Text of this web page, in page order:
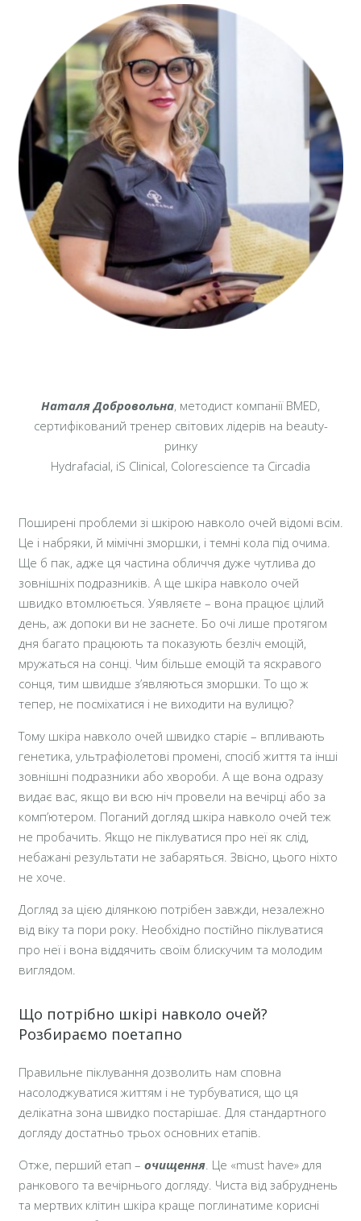
Наталя Добровольна, методист компанії BMED,
сертифікований тренер світових лідерів на beauty-
ринку
Hydrafacial, iS Clinical, Colorescience та Circadia
Поширені проблеми зі шкірою навколо очей відомі всім.
Це і набряки, й мімічні зморшки, і темні кола під очима.
Ще б пак, адже ця частина обличчя дуже чутлива до
зовнішніх подразників. А ще шкіра навколо очей
швидко втомлюється. Уявляєте – вона працює цілий
день, аж допоки ви не заснете. Бо очі лише протягом
дня багато працюють та показують безліч емоцій,
мружаться на сонці. Чим більше емоцій та яскравого
сонця, тим швидше з’являються зморшки. То що ж
тепер, не посміхатися і не виходити на вулицю?
Тому шкіра навколо очей швидко старіє – впливають
генетика, ультрафіолетові промені, спосіб життя та інші
зовнішні подразники або хвороби. А ще вона одразу
видає вас, якщо ви всю ніч провели на вечірці або за
комп’ютером. Поганий догляд шкіра навколо очей теж
не пробачить. Якщо не піклуватися про неї як слід,
небажані результати не забаряться. Звісно, цього ніхто
не хоче.
Догляд за цією ділянкою потрібен завжди, незалежно
від віку та пори року. Необхідно постійно піклуватися
про неї і вона віддячить своїм блискучим та молодим
виглядом.
Що потрібно шкірі навколо очей?
Розбираємо поетапно
Правильне піклування дозволить нам сповна
насолоджуватися життям і не турбуватися, що ця
делікатна зона швидко постарішає. Для стандартного
догляду достатньо трьох основних етапів.
Отже, перший етап – очищення. Це «must have» для
ранкового та вечірнього догляду. Чиста від забруднень
та мертвих клітин шкіра краще поглинатиме корисні